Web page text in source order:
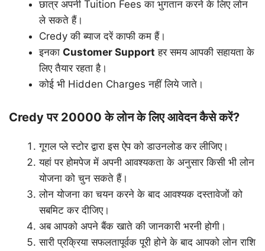
छात्र अपनी Tuition Fees का भुगतान करने के लिए लोन
ले सकते हैं।
Credy की ब्याज दरें काफी कम हैं।
इनका Customer Support हर समय आपकी सहायता के
लिए तैयार रहता है।
कोई भी Hidden Charges नहीं लिये जाते।
Credy पर 20000 के लोन के लिए आवेदन कैसे करें?
गूगल प्ले स्टोर द्वारा इस ऐप को डाउनलोड कर लीजिए।
यहां पर होमपेज में अपनी आवश्यकता के अनुसार किसी भी लोन
योजना को चुन सकते हैं।
लोन योजना का चयन करने के बाद आवश्यक दस्तावेजों को
सबमिट कर दीजिए।
अब आपको अपने बैंक खाते की जानकारी भरनी होगी।
सारी प्रक्रिया सफलतापूर्वक पूरी होने के बाद आपको लोन राशि